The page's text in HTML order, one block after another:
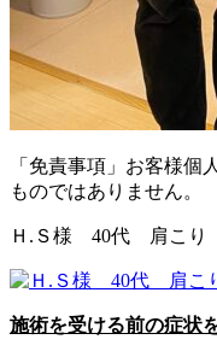
「免責事項」お客様個
ものではありません。
Ｈ.Ｓ様 40代 肩こ
施術を受ける前の症状